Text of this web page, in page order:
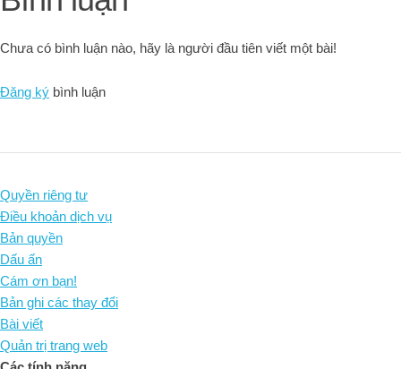
Chưa có bình luận nào, hãy là người đầu tiên viết một bài!
Đăng ký bình luận
Quyền riêng tư
Điều khoản dịch vụ
Bản quyền
Dấu ấn
Cám ơn bạn!
Bản ghi các thay đổi
Bài viết
Quản trị trang web